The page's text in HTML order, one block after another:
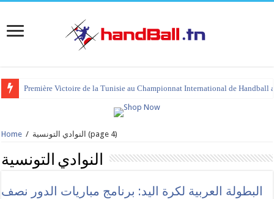
tournoi international Hammamet 2023 : programme et liste des joueurs
Home / النوادي التونسية (page 4)
النوادي التونسية
البطولة العربية لكرة اليد: برنامج مباريات الدور نصف